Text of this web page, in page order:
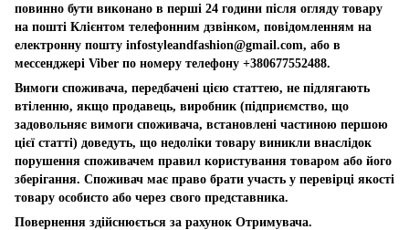
повинно бути виконано в перші 24 години після огляду товару
на пошті Клієнтом телефонним дзвінком, повідомленням на
електронну пошту infostyleandfashion@gmail.com, або в
мессенджері Viber по номеру телефону +380677552488.
Вимоги споживача, передбачені цією статтею, не підлягають
втіленню, якщо продавець, виробник (підприємство, що
задовольняє вимоги споживача, встановлені частиною першою
цієї статті) доведуть, що недоліки товару виникли внаслідок
порушення споживачем правил користування товаром або його
зберігання. Споживач має право брати участь у перевірці якості
товару особисто або через свого представника.
Повернення здійснюється за рахунок Отримувача.